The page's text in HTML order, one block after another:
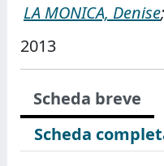
LA MONICA, Denise;
2013
Scheda breve
Scheda